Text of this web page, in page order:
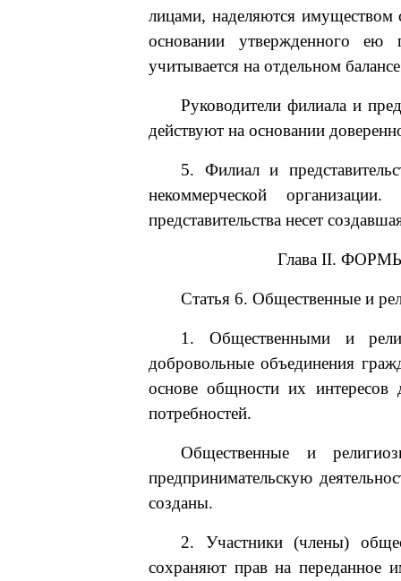
лицами, наделяются имуществом
основании утвержденного ею
учитывается на отдельном
Руководители филиала и
действуют на основании
5. Филиал и
некоммерческой
представительства несет
Глава II.
Статья 6. Общественные и
1. Общественными и
добровольные объединения
основе общности их интересов
потребностей.
Общественные и
предпринимательскую
созданы.
2. Участники (члены)
сохраняют прав на переданное